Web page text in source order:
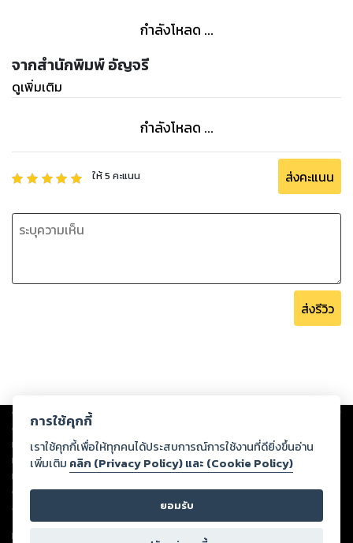
กำลังโหลด ...
จากสำนักพิมพ์ อัญจรี
ดูเพิ่มเติม
กำลังโหลด ...
ให้5 คะแนน ส่งคะแนน
ส่งรีวิว
Copyright © 2026
ต่อผลงานหรือเนื้อหาใดที่อัปโหลดผ่านเว็บไซต์และปรากฏว่าละเมิดสิทธิใน
ทรัพย์สินทางปัญญาของบุคคลอื่นหรือขัดต่อกฎหมายและศีลธรรม ดังนั้น ผู้อ่าน
ทุกท่านโปรดใช้วิจารณญาณในการกลั่นกรองด้วยตนเอง และหากท่านพบว่าส่วน
หนึ่งส่วนใดขัดต่อกฎหมายและศีลธรรม กรุณาแจ้งมายังบริษัท เพื่อทีมงานจะได้
ดำเนินการในทันที ทั้งนี้ ทางสตอรี่ล็อกขอสงวนลิขสิทธิ์ตามพระราชบัญญัติ
ลิขสิทธิ์ พ.ศ. 2537 (ฉบับล่าสุด)
For support: member@ookbee.com
การใช้คุกกี้
เราใช้คุกกี้เพื่อให้ทุกคนได้ประสบการณ์การใช้งานที่ดียิ่งขึ้นอ่าน
เพิ่มเติม คลิก (Privacy Policy) และ (Cookie Policy)
ยอมรับ